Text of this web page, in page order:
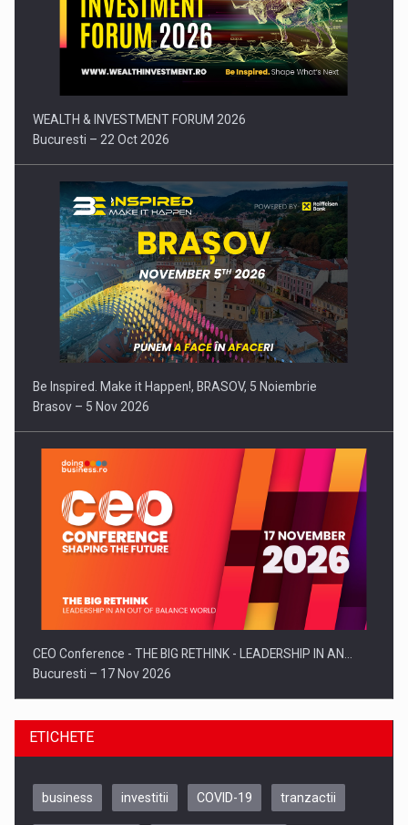
Comunicat de presa: Joburile part-time reincep sa intre pe…
WEALTH & INVESTMENT FORUM 2026
Bucuresti – 22 Oct 2026
Be Inspired. Make it Happen!, BRASOV, 5 Noiembrie
Brasov – 5 Nov 2026
CEO Conference - THE BIG RETHINK - LEADERSHIP IN AN…
Bucuresti – 17 Nov 2026
ETICHETE
business investitii COVID-19 tranzactii